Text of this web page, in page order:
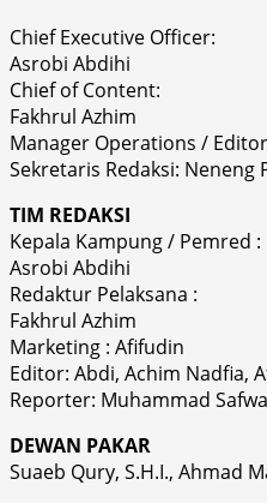
Chief Executive Officer:
Asrobi Abdihi
Chief of Content:
Fakhrul Azhim
Manager Operations /
Sekretaris Redaksi: Neneng
TIM REDAKSI
Kepala Kampung / Pemred :
Asrobi Abdihi
Redaktur Pelaksana :
Fakhrul Azhim
Marketing : Afifudin
Editor: Abdi, Achim Nadfia,
Reporter: Muhammad
DEWAN PAKAR
Suaeb Qury, S.H.I., Ahmad